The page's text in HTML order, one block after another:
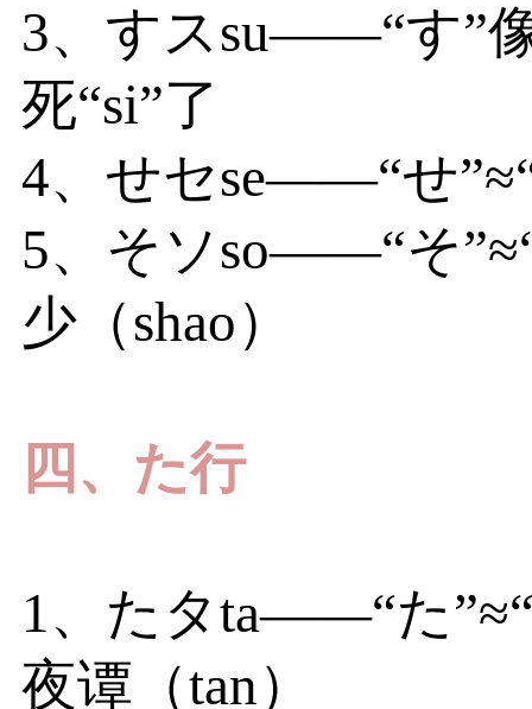
3、すスsu——“す”
死“si”了
4、せセse——“せ
5、そソso——“そ
少（shao）
四、た行
1、たタta——“た
夜谭（tan）